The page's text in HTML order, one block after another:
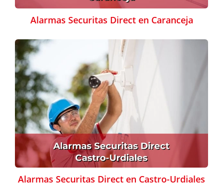
Alarmas Securitas Direct en Caranceja
Alarmas Securitas Direct en Castro-Urdiales